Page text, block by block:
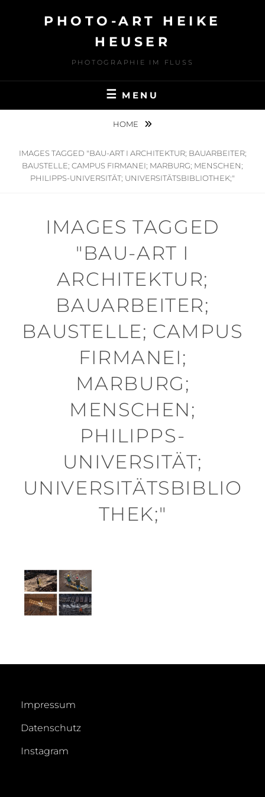
PHOTO-ART HEIKE
HEUSER
PHOTOGRAPHIE IM FLUSS
MENU
HOME
IMAGES TAGGED "BAU-ART I ARCHITEKTUR; BAUARBEITER;
BAUSTELLE; CAMPUS FIRMANEI; MARBURG; MENSCHEN;
PHILIPPS-UNIVERSITÄT; UNIVERSITÄTSBIBLIOTHEK;"
IMAGES TAGGED
"BAU-ART I
ARCHITEKTUR;
BAUARBEITER;
BAUSTELLE; CAMPUS
FIRMANEI;
MARBURG;
MENSCHEN;
PHILIPPS-
UNIVERSITÄT;
UNIVERSITÄTSBIBLIO
THEK;"
Impressum
Datenschutz
Instagram